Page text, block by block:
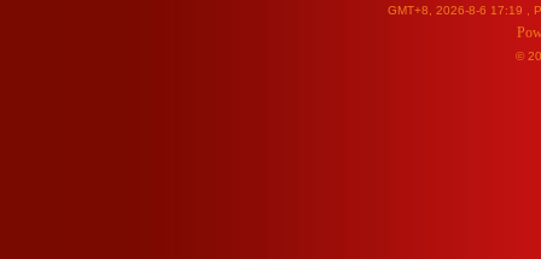
GMT+8, 2026-8-6 17:19 ,
©